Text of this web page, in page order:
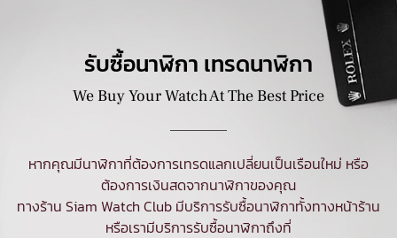
รับซื้อนาฬิกา เทรดนาฬิกา
We Buy Your Watch At The Best Price
หากคุณมีนาฬิกาที่ต้องการเทรดแลกเปลี่ยนเป็นเรือนใหม่ หรือ
ต้องการเงินสดจากนาฬิกาของคุณ
ทางร้าน Siam Watch Club มีบริการรับซื้อนาฬิกาทั้งทางหน้าร้าน
หรือเรามีบริการรับซื้อนาฬิกาถึงที่